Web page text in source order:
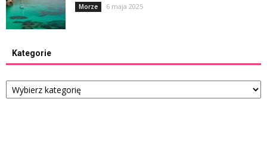
Morze 6 maja 2025
Kategorie
Kategorie